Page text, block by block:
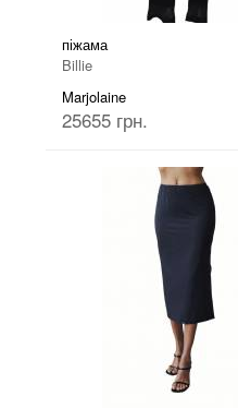
піжама
Billie
Marjolaine
25655 грн.